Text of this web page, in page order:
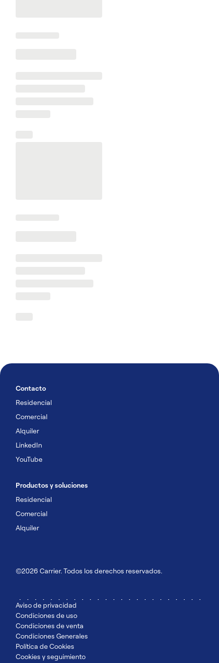
Contacto
Residencial
Comercial
Alquiler
LinkedIn
YouTube
Productos y soluciones
Residencial
Comercial
Alquiler
©2026 Carrier. Todos los derechos reservados.
Aviso de privacidad
Condiciones de uso
Condiciones de venta
Condiciones Generales
Política de Cookies
Cookies y seguimiento